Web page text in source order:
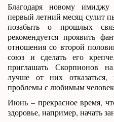
Благодаря новому имиджу
первый летний месяц сулит
позабыть о прошлых
рекомендуется проявить
отношения со второй
союз и сделать его
приглашать Скорпионов
лучше от них отказаться,
проблемы с любимым
Июнь – прекрасное время,
здоровье, например, начать